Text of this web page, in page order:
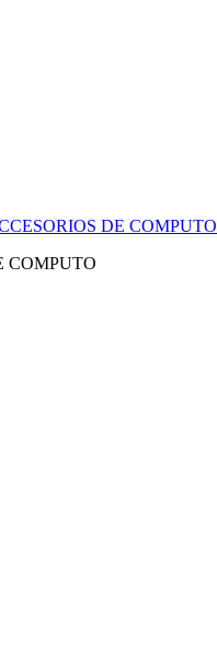
DE COMPUTO
COMPUTO